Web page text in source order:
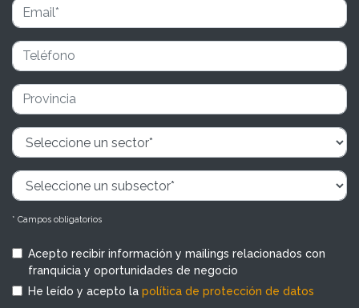
* Campos obligatorios
Acepto recibir información y mailings relacionados con
franquicia y oportunidades de negocio
He leído y acepto la política de protección de datos